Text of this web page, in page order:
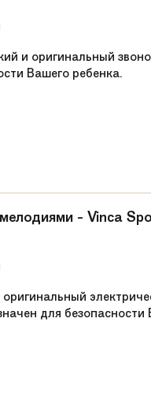
и оригинальный
Вашего ребенка.
- Vinca
для безопасности